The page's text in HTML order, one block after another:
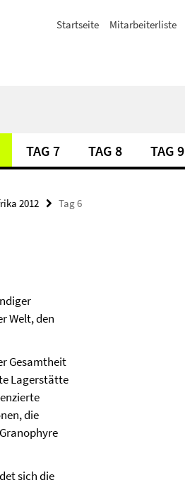
Startseite Mitarbeiterliste
TAG 7 TAG 8 TAG 9
2012 Tag 6
Welt, den
Gesamtheit
Lagerstätte
die
sich die